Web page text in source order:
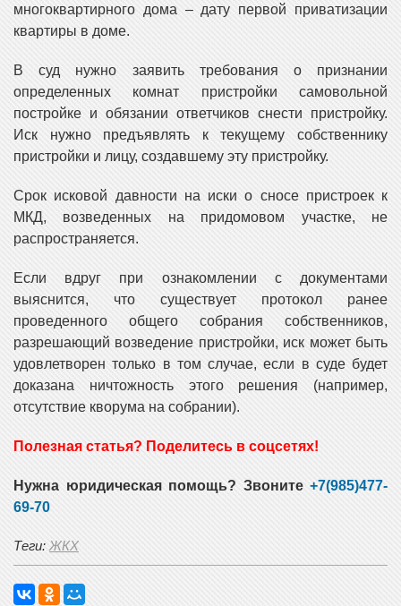
многоквартирного дома – дату первой приватизации
квартиры в доме.
В суд нужно заявить требования о признании
определенных комнат пристройки самовольной
постройке и обязании ответчиков снести пристройку.
Иск нужно предъявлять к текущему собственнику
пристройки и лицу, создавшему эту пристройку.
Срок исковой давности на иски о сносе пристроек к
МКД, возведенных на придомовом участке, не
распространяется.
Если вдруг при ознакомлении с документами
выяснится, что существует протокол ранее
проведенного общего собрания собственников,
разрешающий возведение пристройки, иск может быть
удовлетворен только в том случае, если в суде будет
доказана ничтожность этого решения (например,
отсутствие кворума на собрании).
Полезная статья? Поделитесь в соцсетях!
Нужна юридическая помощь? Звоните +7(985)477-
69-70
Теги: ЖКХ